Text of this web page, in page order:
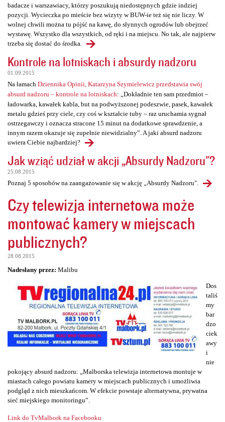
badacze i warszawiacy, którzy poszukują niedostępnych gdzie indziej
pozycji. Wycieczka po mieście bez wizyty w BUW-ie też się nie liczy. W
wolnej chwili można tu pójść na kawę, do słynnych ogrodów lub obejrzeć
wystawę. Wszystko dla wszystkich, od ręki i na miejscu. No tak, ale najpierw
trzeba się dostać do środka.
Kontrole na lotniskach i absurdy nadzoru
01.09.2015
Na łamach Dziennika Opinii, Katarzyna Szymielewicz przedstawia swój
absurd nadzoru – kontrole na lotniskach: „Dokładnie ten sam przedmiot –
ładowarka, kawałek kabla, but na podwyższonej podeszwie, pasek, kawałek
metalu gdzieś przy ciele, czy coś w kształcie tuby – raz uruchamia sygnał
ostrzegawczy i oznacza stracone 15 minut na dodatkowe sprawdzenie, a
innym razem okazuje się zupełnie niewidzialny”. A jaki absurd nadzoru
uwiera Ciebie najbardziej?
Jak wziąć udział w akcji „Absurdy Nadzoru"?
25.08.2015
Poznaj 5 sposobów na zaangażowanie się w akcję „Absurdy Nadzoru".
Czy telewizja internetowa może
montować kamery w miejscach
publicznych?
28.08.2015
Nadesłany przez: Malibu
Dos
taliś
my
bar
dzo
ciek
awy
i
nie
pokojący absurd nadzoru: „Malborska telewizja internetowa montuje w
miastach całego powiatu kamery w miejscach publicznych i umożliwia
podgląd z nich mieszkańcom. W efekcie powstaje alternatywna, prywatna
sieć miejskiego monitoringu”.
Link do TvMalbork na Facebooku